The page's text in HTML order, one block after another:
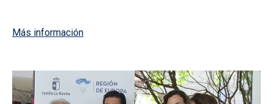
Más información